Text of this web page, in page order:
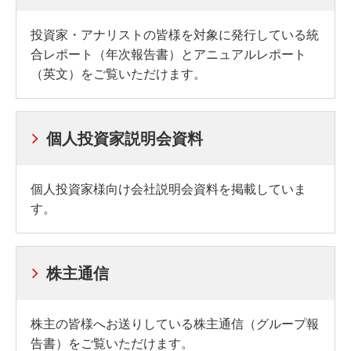
投資家・アナリストの皆様を対象に発行している統
合レポート（年次報告書）とアニュアルレポート
（英文）をご覧いただけます。
個人投資家説明会資料
個人投資家様向け会社説明会資料を掲載していま
す。
株主通信
株主の皆様へお送りしている株主通信（グループ報
告書）をご覧いただけます。